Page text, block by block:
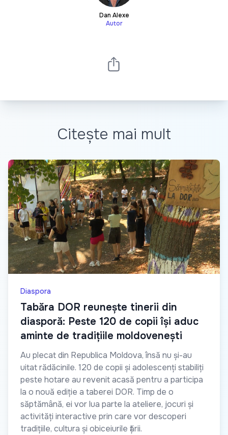
Dan Alexe
Autor
Citește mai mult
Diaspora
Tabăra DOR reunește tinerii din
diasporă: Peste 120 de copii își aduc
aminte de tradițiile moldovenești
Au plecat din Republica Moldova, însă nu și-au
uitat rădăcinile. 120 de copii și adolescenți stabiliți
peste hotare au revenit acasă pentru a participa
la o nouă ediție a taberei DOR. Timp de o
săptămână, ei vor lua parte la ateliere, jocuri și
activități interactive prin care vor descoperi
tradițiile, cultura și obiceiurile țării.